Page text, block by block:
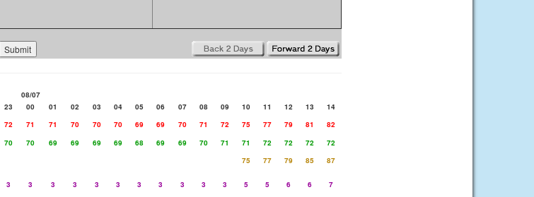
08/07
23 00 01 02 03 04 05 06 07 08 09 10 11 12 13
14
72 71 71 70 70 70 69 69 70 71 72 75 77 79 81
82
70 70 69 69 69 69 68 69 69 70 71 71 72 72 72
72
75 77 79 85
87
3 3 3 3 3 3 3 3 3 3 3 5 5 6 6
7